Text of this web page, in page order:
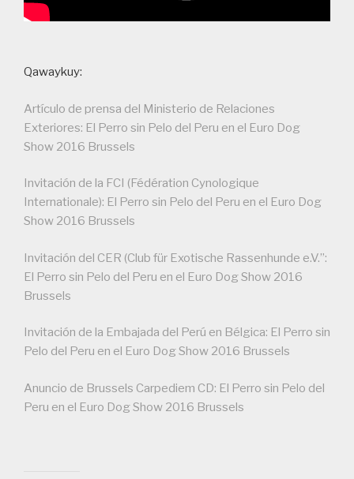
Qawaykuy:
Artículo de prensa del Ministerio de Relaciones
Exteriores: El Perro sin Pelo del Peru en el Euro Dog
Show 2016 Brussels
Invitación de la FCI (Fédération Cynologique
Internationale): El Perro sin Pelo del Peru en el Euro Dog
Show 2016 Brussels
Invitación del CER (Club für Exotische Rassenhunde e.V.”:
El Perro sin Pelo del Peru en el Euro Dog Show 2016
Brussels
Invitación de la Embajada del Perú en Bélgica: El Perro sin
Pelo del Peru en el Euro Dog Show 2016 Brussels
Anuncio de Brussels Carpediem CD: El Perro sin Pelo del
Peru en el Euro Dog Show 2016 Brussels